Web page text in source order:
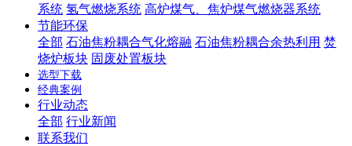
系统 氢气燃烧系统 高炉煤气、焦炉煤气燃烧器系统
节能环保
全部 石油焦粉耦合气化熔融 石油焦粉耦合余热利用 焚
烧炉板块 固废处置板块
选型下载
经典案例
行业动态
全部 行业新闻
联系我们